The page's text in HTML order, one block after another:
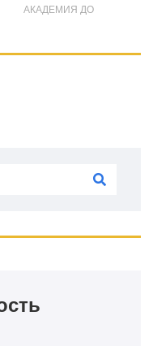
АКАДЕМИЯ ДО